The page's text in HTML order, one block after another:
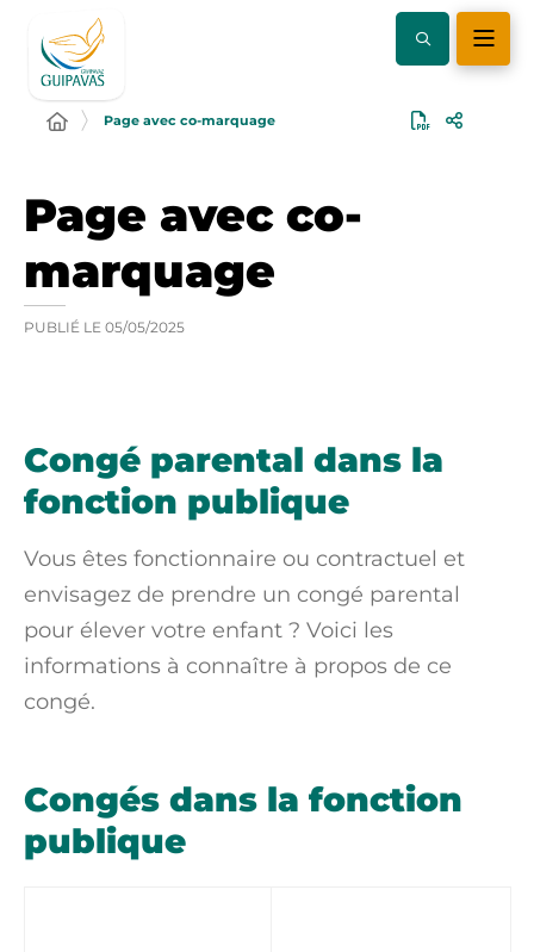
Page avec co-marquage
Page avec co-
marquage
PUBLIÉ LE 05/05/2025
Congé parental dans la
fonction publique
Vous êtes fonctionnaire ou contractuel et
envisagez de prendre un congé parental
pour élever votre enfant ? Voici les
informations à connaître à propos de ce
congé.
Congés dans la fonction
publique